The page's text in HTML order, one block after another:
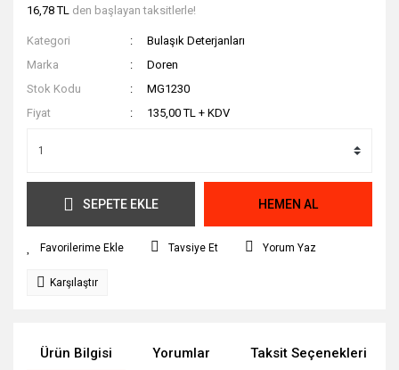
16,78 TL den başlayan taksitlerle!
Kategori
Bulaşık Deterjanları
Marka
Doren
Stok Kodu
MG1230
Fiyat
135,00 TL + KDV
SEPETE EKLE HEMEN AL
Tavsiye Et Yorum Yaz
Karşılaştır
Ürün Bilgisi Yorumlar Taksit Seçenekleri